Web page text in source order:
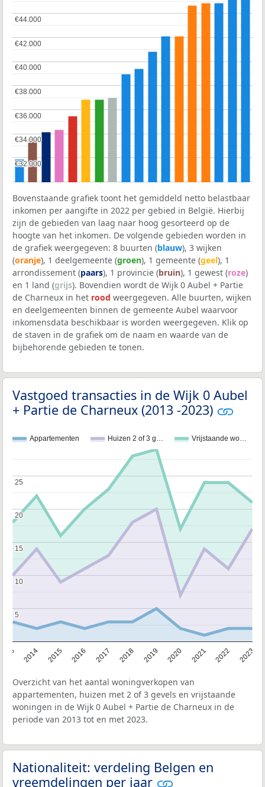
€32.000
€32.000
€34.000
€34.000
€36.000
€36.000
€38.000
€38.000
€40.000
€40.000
€42.000
€42.000
€44.000
€44.000
Bovenstaande grafiek toont het gemiddeld netto belastbaar
inkomen per aangifte in 2022 per gebied in België. Hierbij
zijn de gebieden van laag naar hoog gesorteerd op de
hoogte van het inkomen. De volgende gebieden worden in
de grafiek weergegeven: 8 buurten (blauw), 3 wijken
(oranje), 1 deelgemeente (groen), 1 gemeente (geel), 1
arrondissement (paars), 1 provincie (bruin), 1 gewest (roze)
en 1 land (grijs). Bovendien wordt de Wijk 0 Aubel + Partie
de Charneux in het rood weergegeven. Alle buurten, wijken
en deelgemeenten binnen de gemeente Aubel waarvoor
inkomensdata beschikbaar is worden weergegeven. Klik op
de staven in de grafiek om de naam en waarde van de
bijbehorende gebieden te tonen.
Vastgoed transacties in de Wijk 0 Aubel
+ Partie de Charneux (2013 -2023)
Appartementen Huizen 2 of 3 g… Vrijstaande wo…
2014 2015 2016 2017 2018 2019 2020 2021 2022 2023
5
5
10
10
15
15
20
20
25
25
Overzicht van het aantal woningverkopen van
appartementen, huizen met 2 of 3 gevels en vrijstaande
woningen in de Wijk 0 Aubel + Partie de Charneux in de
periode van 2013 tot en met 2023.
Nationaliteit: verdeling Belgen en
vreemdelingen per jaar